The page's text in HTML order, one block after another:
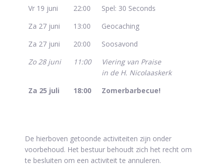
Vr 19 juni
22:00
Spel: 30 Seconds
Za 27 juni
13:00
Geocaching
Za 27 juni
20:00
Soosavond
Zo 28 juni
11:00
Viering van Praise
in de H. Nicolaaskerk
Za 25 juli
18:00 Zomerbarbecue!
De hierboven getoonde activiteiten zijn onder
voorbehoud. Het bestuur behoudt zich het recht om
te besluiten om een activiteit te annuleren.